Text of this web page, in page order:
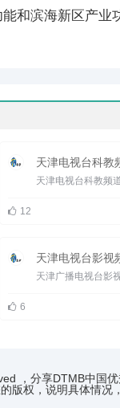
和滨海新区产
天津电视台科教
12
天津电视台影视
6
，分享DTMB中国
版权，说明具体情况